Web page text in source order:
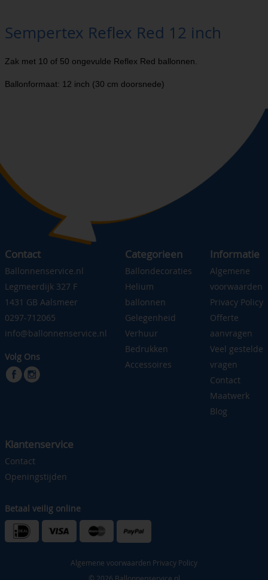
Sempertex Reflex Red 12 inch
Zak met 10 of 50 ongevulde Reflex Red ballonnen.
Ballonformaat: 12 inch (30 cm doorsnede)
Contact
Ballonnenservice.nl
Legmeerdijk 327 F
1431 GB Aalsmeer
0297-712065
info@ballonnenservice.nl
Volg Ons
Categorieen
Ballondecoraties
Helium
ballonnen
Gelegenheid
Verhuur
Bedrukken
Accessoires
Informatie
Algemene
voorwaarden
Privacy Policy
Offerte
aanvragen
Veel gestelde
vragen
Contact
Maatwerk
Blog
Klantenservice
Contact
Openingstijden
Betaal veilig online
Algemene voorwaarden Privacy Policy
© 2026 Ballonnenservice.nl